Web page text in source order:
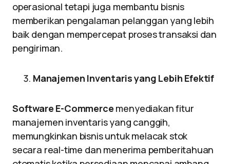
operasional tetapi juga membantu bisnis
memberikan pengalaman pelanggan yang lebih
baik dengan mempercepat proses transaksi dan
pengiriman.
Manajemen Inventaris yang Lebih Efektif
Software E-Commerce menyediakan fitur
manajemen inventaris yang canggih,
memungkinkan bisnis untuk melacak stok
secara real-time dan menerima pemberitahuan